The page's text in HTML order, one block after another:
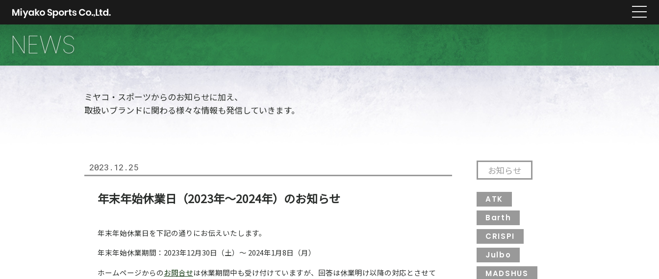
NEWS
ミヤコ・スポーツからのお知らせに加え、
取扱いブランドに関わる様々な情報も発信していきます。
2023.12.25
年末年始休業日（2023年～2024年）のお知らせ
年末年始休業日を下記の通りにお伝えいたします。
年末年始休業期間：2023年12月30日（土）～ 2024年1月8日（月）
ホームページからのお問合せは休業期間中も受け付けていますが、回答は休業明け以降の対応とさせて
お知らせ
ATK
Barth
CRISPI
Julbo
MADSHUS